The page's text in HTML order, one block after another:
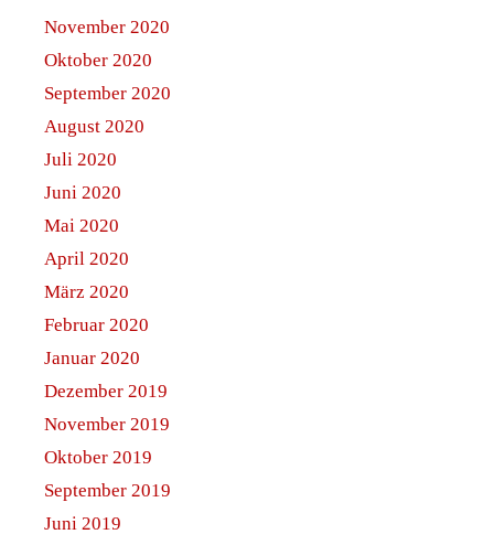
November 2020
Oktober 2020
September 2020
August 2020
Juli 2020
Juni 2020
Mai 2020
April 2020
März 2020
Februar 2020
Januar 2020
Dezember 2019
November 2019
Oktober 2019
September 2019
Juni 2019